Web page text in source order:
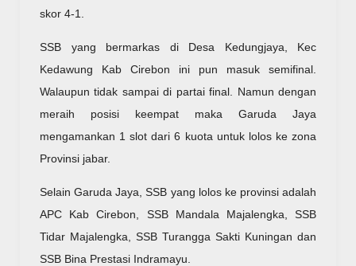
skor 4-1.
SSB yang bermarkas di Desa Kedungjaya, Kec
Kedawung Kab Cirebon ini pun masuk semifinal.
Walaupun tidak sampai di partai final. Namun dengan
meraih posisi keempat maka Garuda Jaya
mengamankan 1 slot dari 6 kuota untuk lolos ke zona
Provinsi jabar.
Selain Garuda Jaya, SSB yang lolos ke provinsi adalah
APC Kab Cirebon, SSB Mandala Majalengka, SSB
Tidar Majalengka, SSB Turangga Sakti Kuningan dan
SSB Bina Prestasi Indramayu.